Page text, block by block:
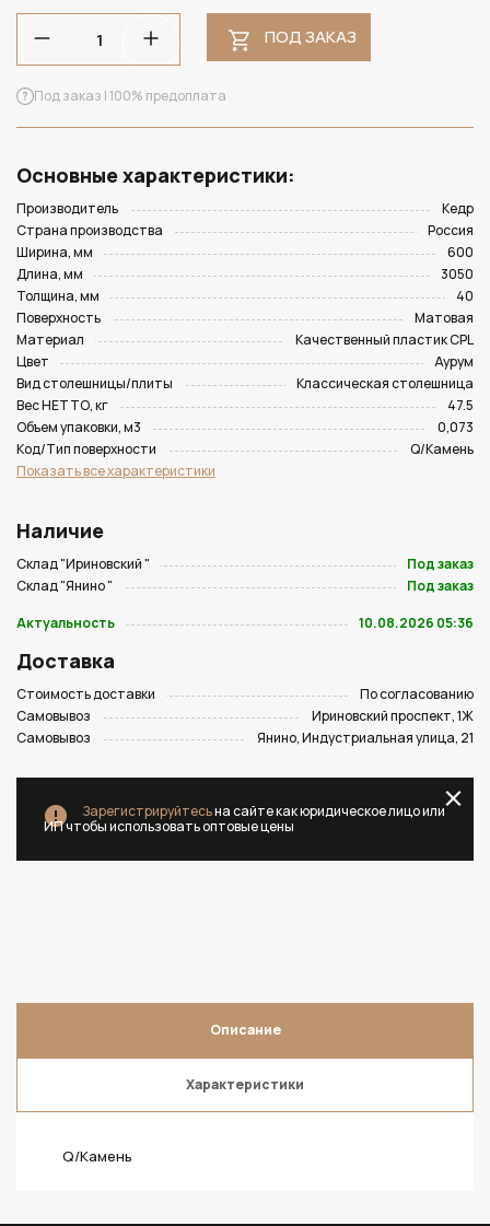
ПОД ЗАКАЗ
Под заказ | 100% предоплата
Основные характеристики:
Производитель
Кедр
Страна производства
Россия
Ширина, мм
600
Длина, мм
3050
Толщина, мм
40
Поверхность
Матовая
Материал
Качественный пластик CPL
Цвет
Аурум
Вид столешницы/плиты
Классическая столешница
Вес НЕТТО, кг
47.5
Объем упаковки, м3
0,073
Код/Тип поверхности
Q/Камень
Показать все характеристики
Наличие
Склад "Ириновский "
Под заказ
Склад "Янино "
Под заказ
Актуальность
10.08.2026 05:36
Доставка
Стоимость доставки
По согласованию
Самовывоз
Ириновский проспект, 1Ж
Самовывоз
Янино, Индустриальная улица, 21
Зарегистрируйтесьна сайте как юридическое лицо или
ИП чтобы использовать оптовые цены
Описание
Характеристики
Q/Камень